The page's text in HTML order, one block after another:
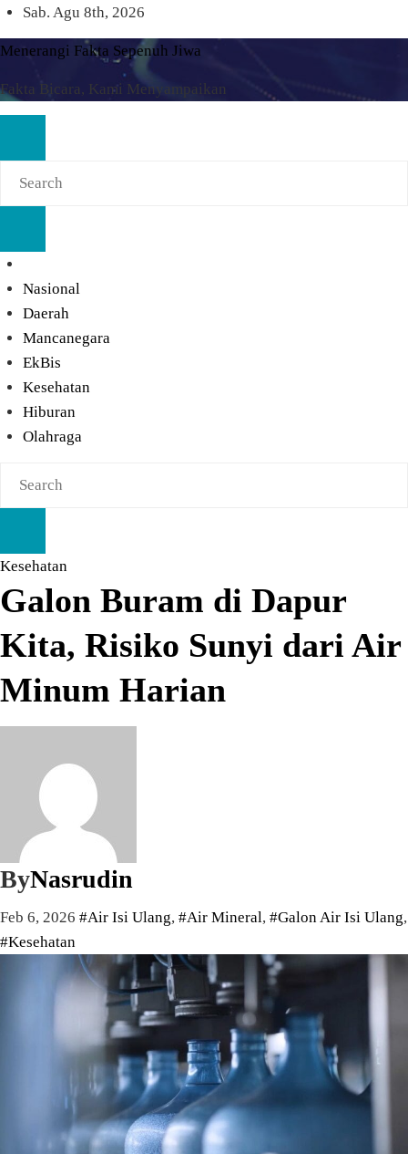
Skip
to
content
Sab. Agu 8th, 2026
Menerangi Fakta Sepenuh Jiwa
Fakta Bicara, Kami Menyampaikan
Nasional
Daerah
Mancanegara
EkBis
Kesehatan
Hiburan
Olahraga
Kesehatan
Galon Buram di Dapur
Kita, Risiko Sunyi dari Air
Minum Harian
ByNasrudin
Feb 6, 2026 #Air Isi Ulang, #Air Mineral, #Galon Air Isi Ulang,
#Kesehatan